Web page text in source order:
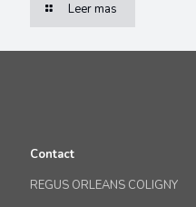
Leer mas
Contact
REGUS ORLEANS COLIGNY